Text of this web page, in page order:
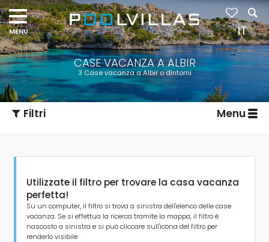
CASE VACANZA A ALBIR
3 Case vacanza a Albir o dintorni
Filtri Menu
Tipo di alloggio
Utilizzate il filtro per trovare la casa vacanza
perfetta!
Su un computer, il filtro si trova a sinistra dell'elenco delle case
vacanza. Se si effettua la ricerca tramite la mappa, il filtro è
nascosto a sinistra e si può cliccare sull'icona del filtro per
renderlo visibile.
IT